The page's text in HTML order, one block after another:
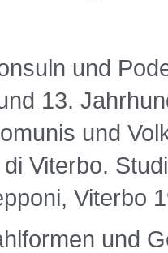
und
13.
und
Viterbo.
Viterbo
und